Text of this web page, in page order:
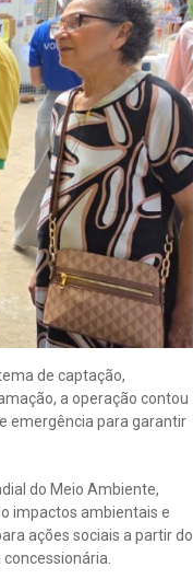
de captação,
a operação contou
emergência para garantir
do Meio Ambiente,
impactos ambientais e
ações sociais a partir do